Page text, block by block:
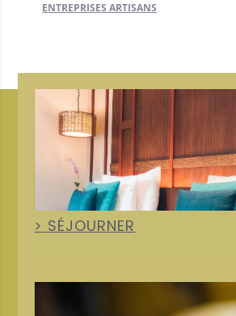
ENTREPRISES ARTISANS
SÉJOURNER
+